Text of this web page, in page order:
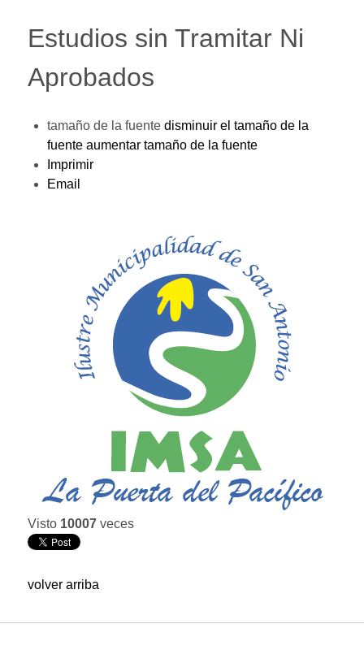
Estudios sin Tramitar Ni
Aprobados
tamaño de la fuente disminuir el tamaño de la
fuente aumentar tamaño de la fuente
Imprimir
Email
Visto 10007 veces
volver arriba